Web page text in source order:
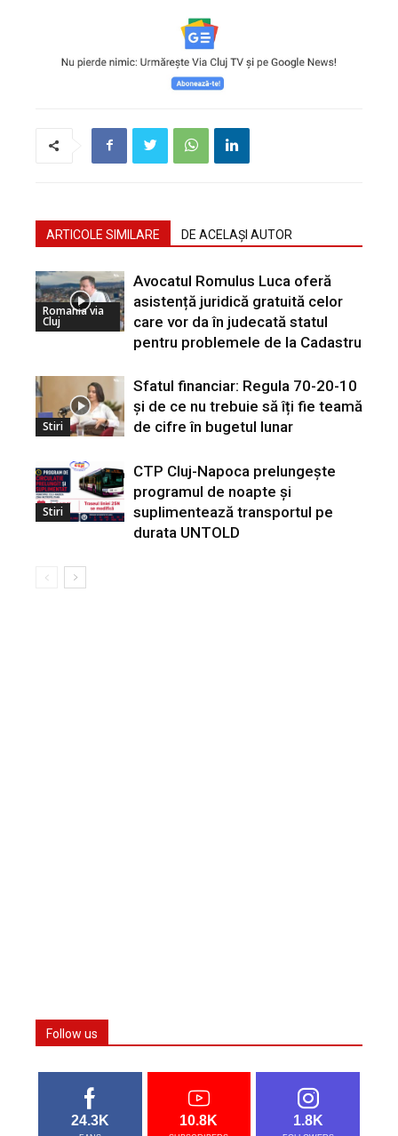
ARTICOLE SIMILARE DE ACELAȘI AUTOR
Romania via
Cluj
Avocatul Romulus Luca oferă
asistență juridică gratuită celor
care vor da în judecată statul
pentru problemele de la Cadastru
Stiri
Sfatul financiar: Regula 70-20-10
și de ce nu trebuie să îți fie teamă
de cifre în bugetul lunar
Stiri
CTP Cluj-Napoca prelungește
programul de noapte și
suplimentează transportul pe
durata UNTOLD
Follow us
24.3K 10.8K 1.8K